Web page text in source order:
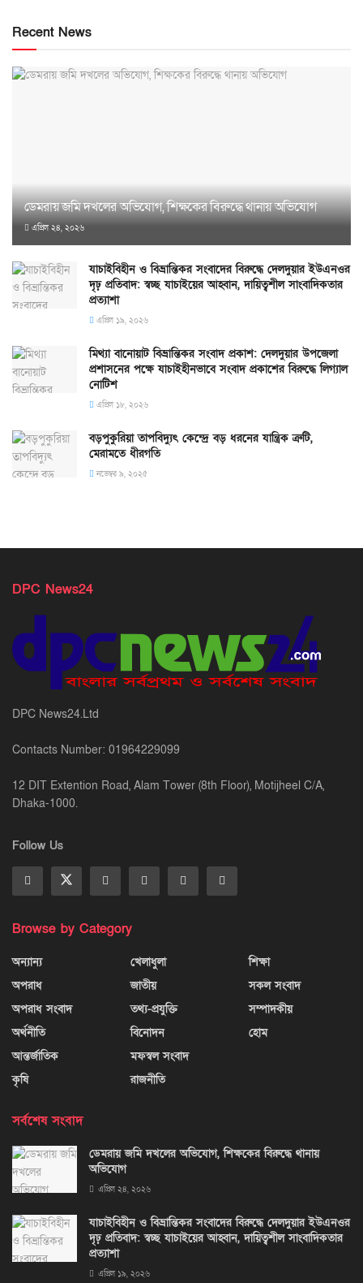
Recent News
ডেমরায় জমি দখলের অভিযোগ, শিক্ষকের বিরুদ্ধে থানায় অভিযোগ
এপ্রিল ২৪, ২০২৬
যাচাইবিহীন ও বিভ্রান্তিকর সংবাদের বিরুদ্ধে দেলদুয়ার ইউএনওর
দৃঢ় প্রতিবাদ: স্বচ্ছ যাচাইয়ের আহ্বান, দায়িত্বশীল সাংবাদিকতার
প্রত্যাশা
এপ্রিল ১৯, ২০২৬
মিথ্যা বানোয়াট বিভ্রান্তিকর সংবাদ প্রকাশ: দেলদুয়ার উপজেলা
প্রশাসনের পক্ষে যাচাইহীনভাবে সংবাদ প্রকাশের বিরুদ্ধে লিগ্যাল
নোটিশ
এপ্রিল ১৮, ২০২৬
বড়পুকুরিয়া তাপবিদ্যুৎ কেন্দ্রে বড় ধরনের যান্ত্রিক ত্রুটি,
মেরামতে ধীরগতি
নভেম্বর ৯, ২০২৫
DPC News24
DPC News24.Ltd
Contacts Number: 01964229099
12 DIT Extention Road, Alam Tower (8th Floor), Motijheel C/A,
Dhaka-1000.
Follow Us
Browse by Category
অন্যান্য
অপরাধ
অপরাধ সংবাদ
অর্থনীতি
আন্তর্জাতিক
কৃষি
খেলাধুলা
জাতীয়
তথ্য-প্রযুক্তি
বিনোদন
মফস্বল সংবাদ
রাজনীতি
শিক্ষা
সকল সংবাদ
সম্পাদকীয়
হোম
সর্বশেষ সংবাদ
ডেমরায় জমি দখলের অভিযোগ, শিক্ষকের বিরুদ্ধে থানায়
অভিযোগ
এপ্রিল ২৪, ২০২৬
যাচাইবিহীন ও বিভ্রান্তিকর সংবাদের বিরুদ্ধে দেলদুয়ার ইউএনওর
দৃঢ় প্রতিবাদ: স্বচ্ছ যাচাইয়ের আহ্বান, দায়িত্বশীল সাংবাদিকতার
প্রত্যাশা
এপ্রিল ১৯, ২০২৬